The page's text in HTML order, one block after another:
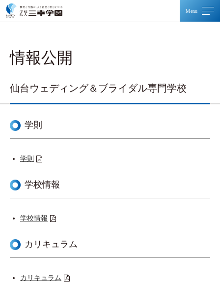
メ
メ
三幸学園について
最新情報
情報公開
仙台ウェディング＆ブライダル専門学校
学則
学則
学校情報
学校情報
カリキュラム
カリキュラム